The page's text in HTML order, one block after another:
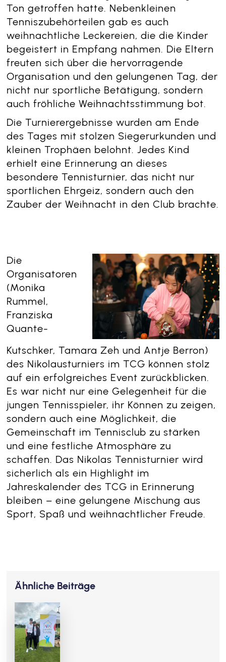
Ton getroffen hatte. Nebenkleinen
Tenniszubehörteilen gab es auch
weihnachtliche Leckereien, die die Kinder
begeistert in Empfang nahmen. Die Eltern
freuten sich über die hervorragende
Organisation und den gelungenen Tag, der
nicht nur sportliche Betätigung, sondern
auch fröhliche Weihnachtsstimmung bot.
Die Turnierergebnisse wurden am Ende
des Tages mit stolzen Siegerurkunden und
kleinen Trophäen belohnt. Jedes Kind
erhielt eine Erinnerung an dieses
besondere Tennisturnier, das nicht nur
sportlichen Ehrgeiz, sondern auch den
Zauber der Weihnacht in den Club brachte.
Die
Organisatoren
(Monika
Rummel,
Franziska
Quante-
Kutschker, Tamara Zeh und Antje Berron)
des Nikolausturniers im TCG können stolz
auf ein erfolgreiches Event zurückblicken.
Es war nicht nur eine Gelegenheit für die
jungen Tennisspieler, ihr Können zu zeigen,
sondern auch eine Möglichkeit, die
Gemeinschaft im Tennisclub zu stärken
und eine festliche Atmosphäre zu
schaffen. Das Nikolas Tennisturnier wird
sicherlich als ein Highlight im
Jahreskalender des TCG in Erinnerung
bleiben – eine gelungene Mischung aus
Sport, Spaß und weihnachtlicher Freude.
Ähnliche Beiträge